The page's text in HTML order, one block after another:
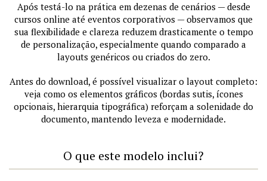
Após testá-lo na prática em dezenas de cenários — desde
cursos online até eventos corporativos — observamos que
sua flexibilidade e clareza reduzem drasticamente o tempo
de personalização, especialmente quando comparado a
layouts genéricos ou criados do zero.
Antes do download, é possível visualizar o layout completo:
veja como os elementos gráficos (bordas sutis, ícones
opcionais, hierarquia tipográfica) reforçam a solenidade do
documento, mantendo leveza e modernidade.
O que este modelo inclui?